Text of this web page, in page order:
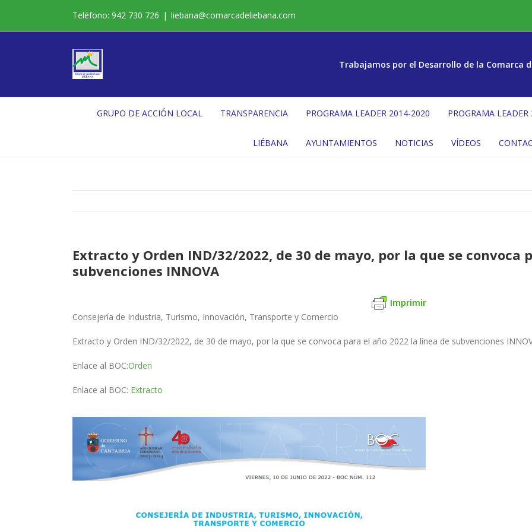
contenido
Teléfono: 942 730 726 | liebana@comarcadeliebana.com
Trabajamos por el Desarrollo de la Comarca
GRUPO DE ACCIÓN LOCAL TRANSPARENCIA PROGRAMA LEADER 2014-2020 PROGRAMA
LIÉBANA AYUNTAMIENTOS NOTICIAS VÍDEOS
Extracto y Orden IND/32/2022, de 30 de mayo, por la que se convoca
subvenciones INNOVA
Imprimir
Consejería de Industria, Turismo, Innovación, Transporte y Comercio
Extracto y Orden IND/32/2022, de 30 de mayo, por la que se convoca para el año 2022 la línea de subvenciones
Enlace al BOC:Orden
Enlace al BOC: Extracto